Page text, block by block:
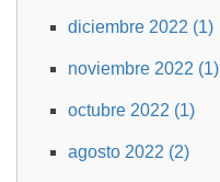
diciembre 2022 (1)
noviembre 2022 (1)
octubre 2022 (1)
agosto 2022 (2)